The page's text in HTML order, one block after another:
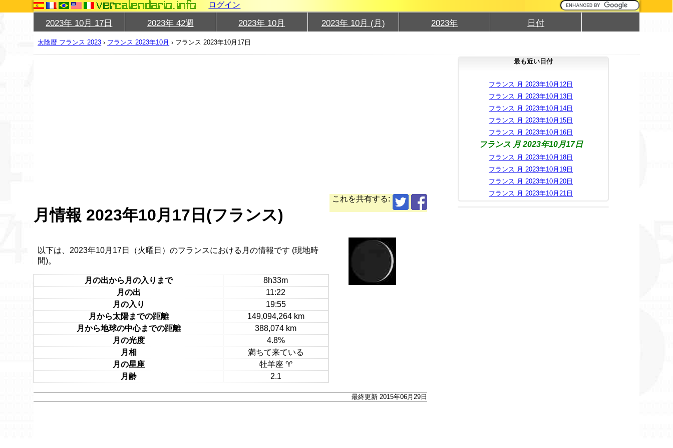
ログイン
2023年 10月 17日 2023年 42週 2023年 10月 2023年 10月 (月) 2023年 日付
太陰暦 フランス 2023 › フランス 2023年10月 › フランス 2023年10月17日
これを共有する:
月情報 2023年10月17日(フランス)
以下は、2023年10月17日（火曜日）のフランスにおける月の情報です (現地時
間)。
月の出から月の入りまで
8h33m
月の出
11:22
月の入り
19:55
月から太陽までの距離
149,094,264 km
月から地球の中心までの距離
388,074 km
月の光度
4.8%
月相
満ちて来ている
月の星座
牡羊座 ♈
月齢
2.1
最終更新 2015年06月29日
最も近い日付
フランス 月 2023年10月12日
フランス 月 2023年10月13日
フランス 月 2023年10月14日
フランス 月 2023年10月15日
フランス 月 2023年10月16日
フランス 月 2023年10月17日
フランス 月 2023年10月18日
フランス 月 2023年10月19日
フランス 月 2023年10月20日
フランス 月 2023年10月21日